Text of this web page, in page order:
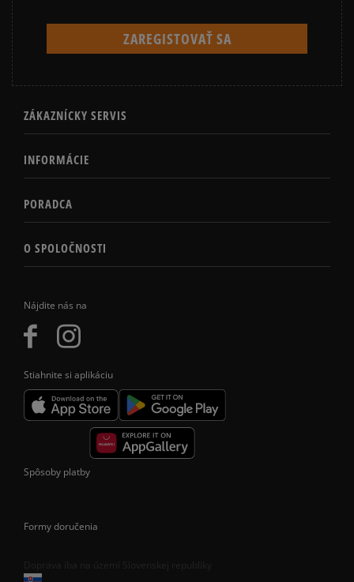
Nájdite nás na
Stiahnite si aplikáciu
ZÁKAZNÍCKY SERVIS
INFORMÁCIE
PORADCA
O SPOLOČNOSTI
Spôsoby platby
Formy doručenia